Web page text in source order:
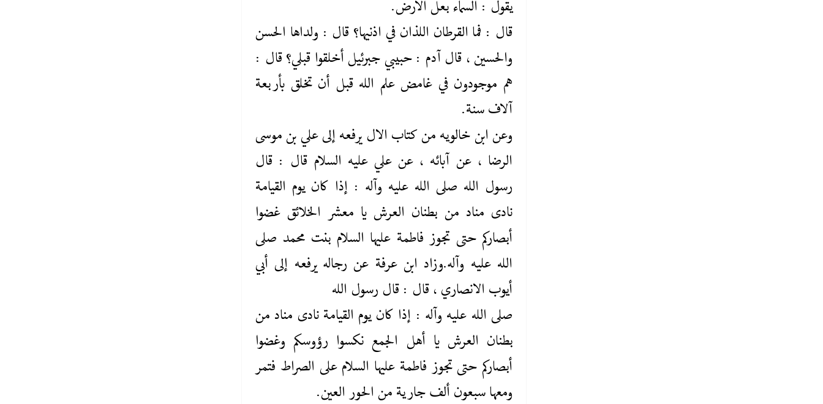
يقول : السماء بعل الارض.
قال : فما القرطان اللذان في اذنيها؟ قال : ولداها الحسن
والحسين ، قال آدم : حبيبي جبرئيل أخلقوا قبلي؟ قال :
هم موجودون في غامض علم الله قبل أن تخلق بأربعة
آلاف سنة.
وعن ابن خالويه من كتاب الال يرفعه إلى علي بن موسى
الرضا ، عن آبائه ، عن علي عليه ‌السلام قال : قال
رسول الله صلى ‌الله ‌عليه‌ وآله : إذا كان يوم القيامة
نادى مناد من بطنان العرش يا معشر الخلائق غضوا
أبصاركم حتى تجوز فاطمة عليها ‌السلام بنت محمد صلى
‌الله ‌عليه‌ وآله.وزاد ابن عرفة عن رجاله يرفعه إلى أبي
أيوب الانصاري ، قال : قال رسول الله
صلى ‌الله ‌عليه‌ وآله : إذا كان يوم القيامة نادى مناد من
بطنان العرش يا أهل الجمع نكسوا رؤوسكم وغضوا
أبصاركم حتى تجوز فاطمة عليها ‌السلام على الصراط فتمر
ومعها سبعون ألف جارية من الحور العين.